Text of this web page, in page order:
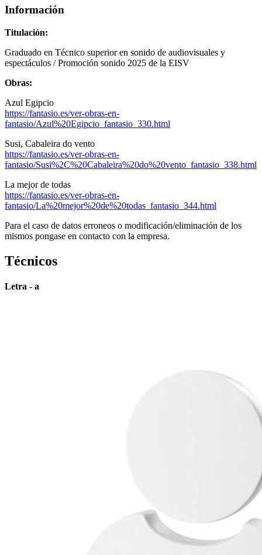
Información
Titulación:
Graduado en Técnico superior en sonido de audiovisuales y
espectáculos / Promoción sonido 2025 de la EISV
Obras:
Azul Egipcio
https://fantasio.es/ver-obras-en-
fantasio/Azul%20Egipcio_fantasio_330.html
Susi, Cabaleira do vento
https://fantasio.es/ver-obras-en-
fantasio/Susi%2C%20Cabaleira%20do%20vento_fantasio_338.html
La mejor de todas
https://fantasio.es/ver-obras-en-
fantasio/La%20mejor%20de%20todas_fantasio_344.html
Para el caso de datos erroneos o modificación/eliminación de los
mismos pongase en contacto con la empresa.
Técnicos
Letra - a